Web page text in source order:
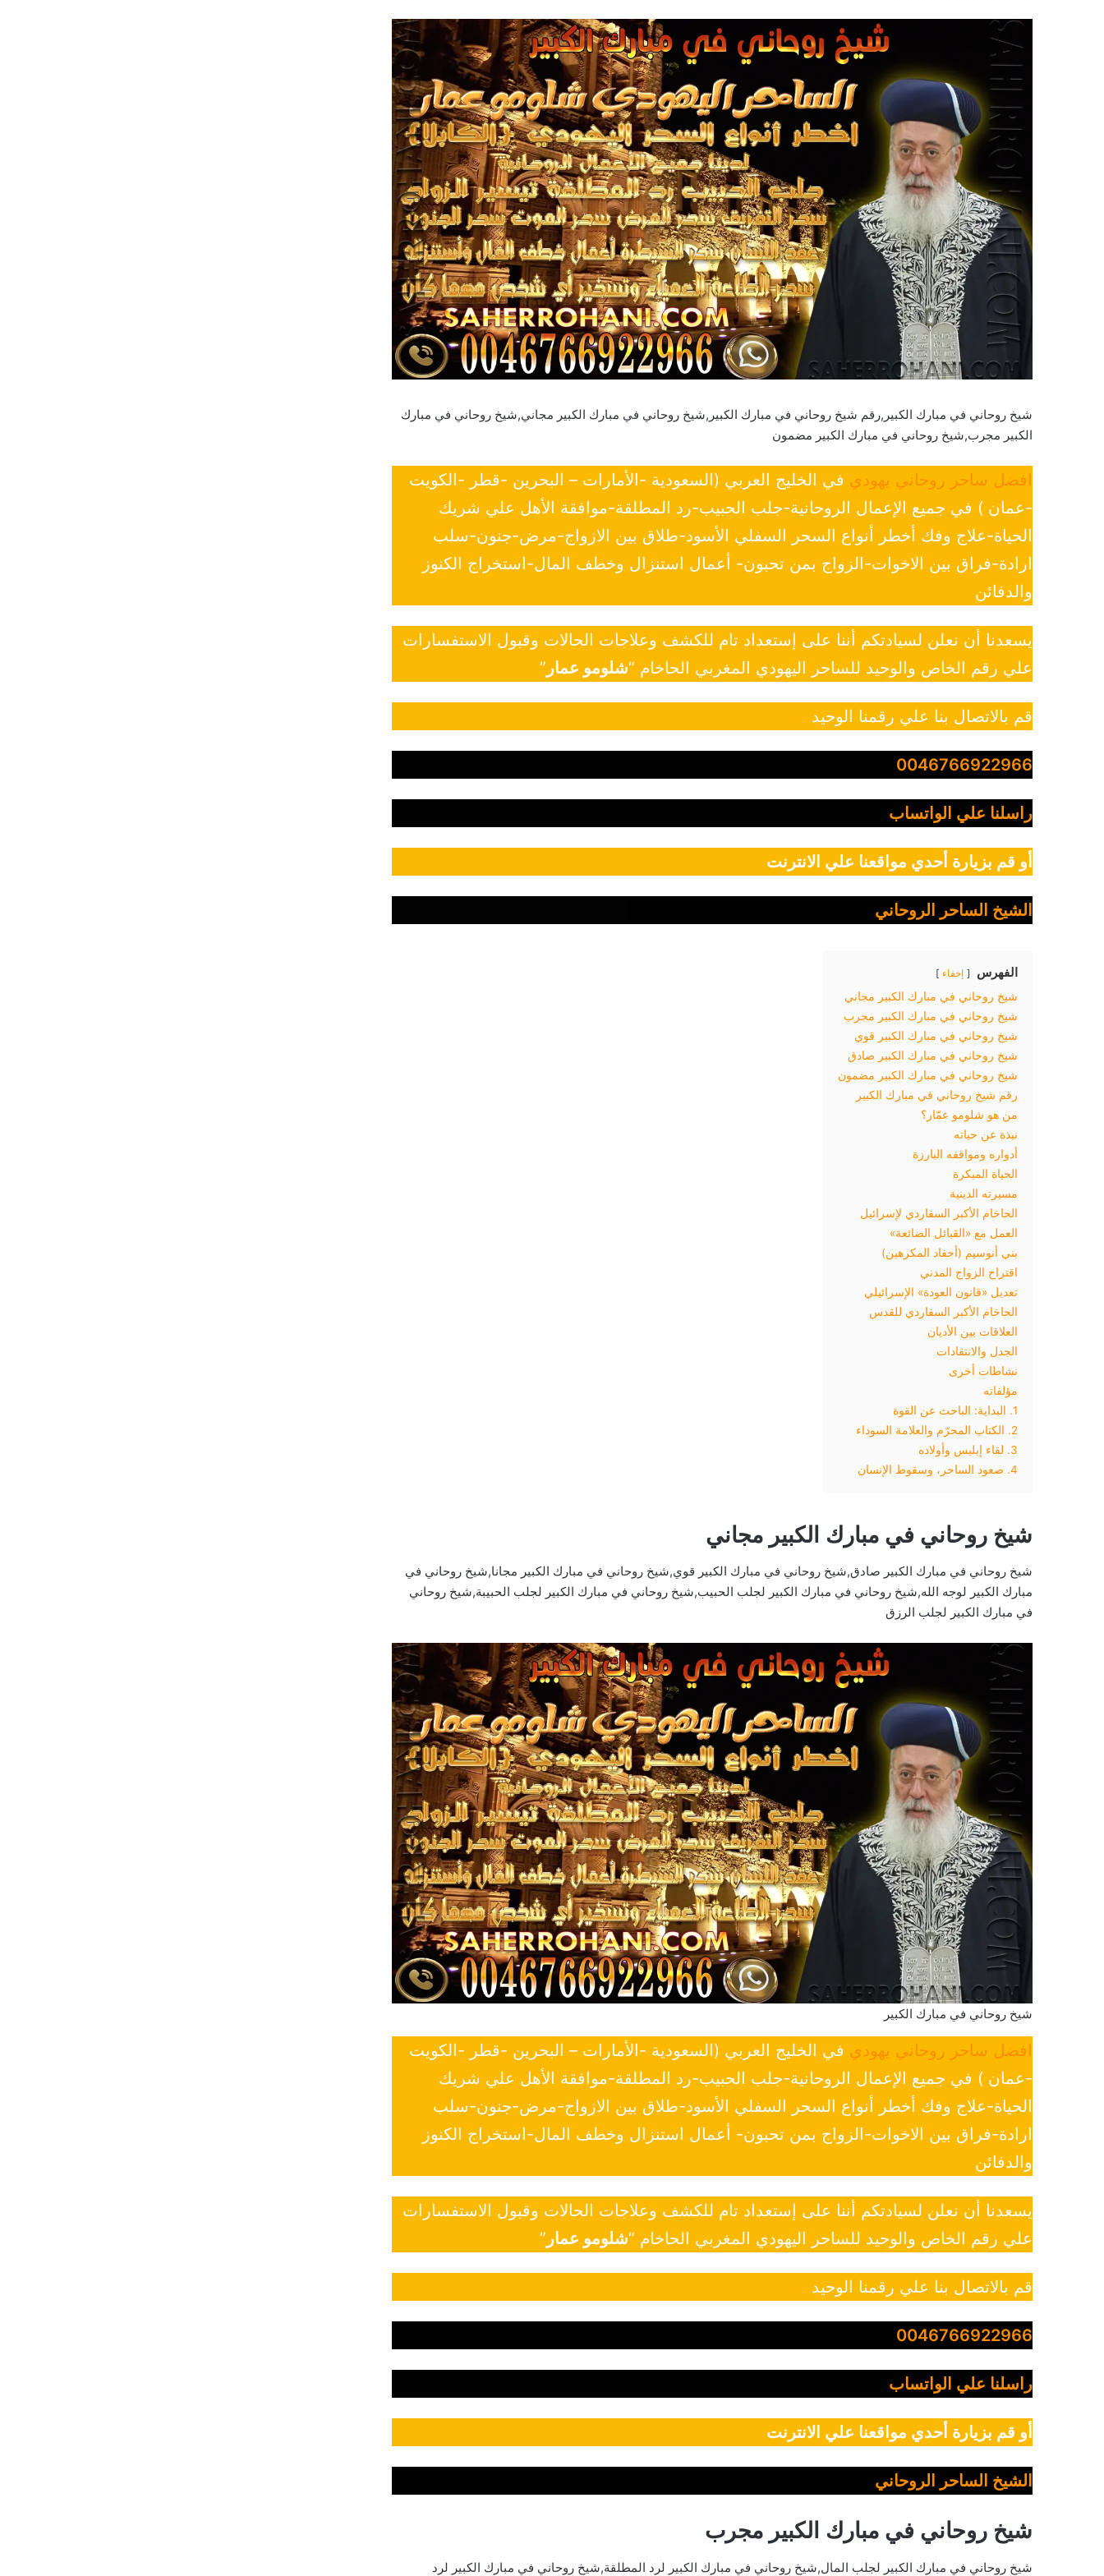
شيخ روحاني في مبارك الكبير,رقم شيخ روحاني في مبارك الكبير,شيخ روحاني في مبارك الكبير مجاني,شيخ روحاني في مبارك
الكبير مجرب,شيخ روحاني في مبارك الكبير مضمون
افضل ساحر روحاني يهودي في الخليج العربي (السعودية -الأمارات – البحرين -قطر -الكويت
-عمان ) في جميع الإعمال الروحانية-جلب الحبيب-رد المطلقة-موافقة الأهل علي شريك
الحياة-علاج وفك أخطر أنواع السحر السفلي الأسود-طلاق بين الازواج-مرض-جنون-سلب
ارادة-فراق بين الاخوات-الزواج بمن تحبون- أعمال استنزال وخطف المال-استخراج الكنوز
والدفائن
يسعدنا أن نعلن لسيادتكم أننا على إستعداد تام للكشف وعلاجات الحالات وقبول الاستفسارات
علي رقم الخاص والوحيد للساحر اليهودي المغربي الحاخام “شلومو عمار ”
قم بالاتصال بنا علي رقمنا الوحيد
0046766922966
راسلنا علي الواتساب
أو قم بزيارة أحدي مواقعنا علي الانترنت
الشيخ الساحر الروحاني
الفهرس إخفاء
شيخ روحاني في مبارك الكبير مجاني
شيخ روحاني في مبارك الكبير مجرب
شيخ روحاني في مبارك الكبير قوي
شيخ روحاني في مبارك الكبير صادق
شيخ روحاني في مبارك الكبير مضمون
رقم شيخ روحاني في مبارك الكبير
من هو شلومو عمّار؟
نبذة عن حياته
أدواره ومواقفه البارزة
الحياة المبكرة
مسيرته الدينية
الحاخام الأكبر السفاردي لإسرائيل
العمل مع «القبائل الضائعة»
بني أنوسيم (أحفاد المكرهين)
اقتراح الزواج المدني
تعديل «قانون العودة» الإسرائيلي
الحاخام الأكبر السفاردي للقدس
العلاقات بين الأديان
الجدل والانتقادات
نشاطات أخرى
مؤلفاته
1. البداية: الباحث عن القوة
2. الكتاب المحرّم والعلامة السوداء
3. لقاء إبليس وأولاده
4. صعود الساحر، وسقوط الإنسان
شيخ روحاني في مبارك الكبير مجاني
شيخ روحاني في مبارك الكبير صادق,شيخ روحاني في مبارك الكبير قوي,شيخ روحاني في مبارك الكبير مجانا,شيخ روحاني في
مبارك الكبير لوجه الله,شيخ روحاني في مبارك الكبير لجلب الحبيب,شيخ روحاني في مبارك الكبير لجلب الحبيبة,شيخ روحاني
في مبارك الكبير لجلب الرزق
شيخ روحاني في مبارك الكبير
افضل ساحر روحاني يهودي في الخليج العربي (السعودية -الأمارات – البحرين -قطر -الكويت
-عمان ) في جميع الإعمال الروحانية-جلب الحبيب-رد المطلقة-موافقة الأهل علي شريك
الحياة-علاج وفك أخطر أنواع السحر السفلي الأسود-طلاق بين الازواج-مرض-جنون-سلب
ارادة-فراق بين الاخوات-الزواج بمن تحبون- أعمال استنزال وخطف المال-استخراج الكنوز
والدفائن
يسعدنا أن نعلن لسيادتكم أننا على إستعداد تام للكشف وعلاجات الحالات وقبول الاستفسارات
علي رقم الخاص والوحيد للساحر اليهودي المغربي الحاخام “شلومو عمار ”
قم بالاتصال بنا علي رقمنا الوحيد
0046766922966
راسلنا علي الواتساب
أو قم بزيارة أحدي مواقعنا علي الانترنت
الشيخ الساحر الروحاني
شيخ روحاني في مبارك الكبير مجرب
شيخ روحاني في مبارك الكبير لجلب المال,شيخ روحاني في مبارك الكبير لرد المطلقة,شيخ روحاني في مبارك الكبير لرد